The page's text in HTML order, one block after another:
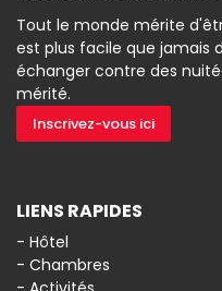
Tout le monde mérite
est plus facile que jamais
échanger contre des
mérité.
Inscrivez-vous ici
LIENS RAPIDES
- Hôtel
- Chambres